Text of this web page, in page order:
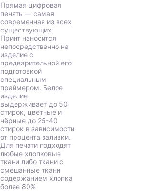
Прямая цифровая
печать — самая
современная из всех
существующих.
Принт наносится
непосредственно на
изделие с
предварительной его
подготовкой
специальным
праймером. Белое
изделие
выдерживает до 50
стирок, цветные и
чёрные до 25-40
стирок в зависимости
от процента заливки.
Для печати подходят
любые хлопковые
ткани либо ткани с
смешанные ткани
содержанием хлопка
более 80%